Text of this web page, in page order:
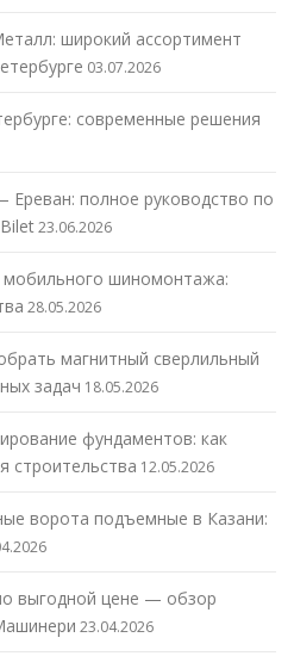
широкий ассортимент
03.07.2026
современные решения
Ереван: полное руководство по
23.06.2026
шиномонтажа:
28.05.2026
магнитный сверлильный
задач 18.05.2026
фундаментов: как
строительства 12.05.2026
ворота подъемные в Казани:
выгодной цене — обзор
23.04.2026